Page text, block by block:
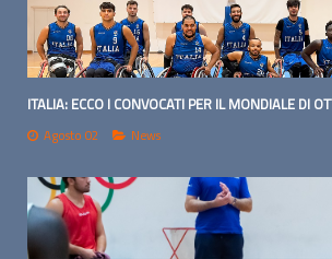
ITALIA: ECCO I CONVOCATI PER IL MONDIALE DI
Agosto 02 News